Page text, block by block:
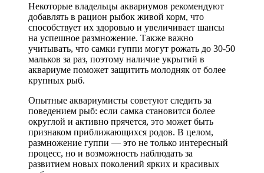
Некоторые владельцы аквариумов рекомендуют
добавлять в рацион рыбок живой корм, что
способствует их здоровью и увеличивает шансы
на успешное размножение. Также важно
учитывать, что самки гуппи могут рожать до 30-50
мальков за раз, поэтому наличие укрытий в
аквариуме поможет защитить молодняк от более
крупных рыб.
Опытные аквариумисты советуют следить за
поведением рыб: если самка становится более
округлой и активно прячется, это может быть
признаком приближающихся родов. В целом,
размножение гуппи — это не только интересный
процесс, но и возможность наблюдать за
развитием новых поколений ярких и красивых